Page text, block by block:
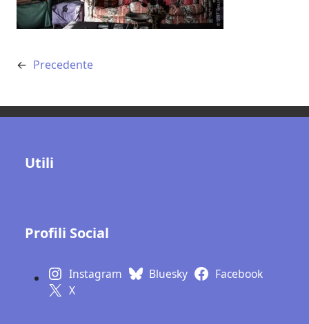
← Precedente
Utili
Profili Social
Instagram Bluesky
Facebook
X